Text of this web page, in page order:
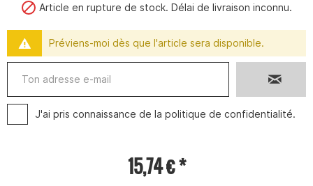
Article en rupture de stock. Délai de livraison inconnu.
Préviens-moi dès que l'article sera disponible.
J'ai pris connaissance de la politique de confidentialité.
15,74 € *